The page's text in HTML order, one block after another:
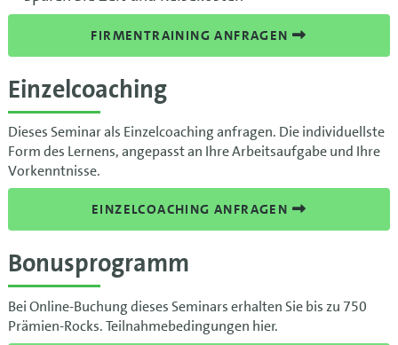
FIRMENTRAINING ANFRAGEN
Einzelcoaching
Dieses Seminar als Einzelcoaching anfragen. Die individuellste
Form des Lernens, angepasst an Ihre Arbeitsaufgabe und Ihre
Vorkenntnisse.
EINZELCOACHING ANFRAGEN
Bonusprogramm
Bei Online-Buchung dieses Seminars erhalten Sie bis zu 750
Prämien-Rocks. Teilnahmebedingungen hier.